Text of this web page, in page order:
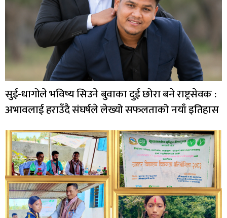
सुई-धागोले भविष्य सिउने बुवाका दुई छोरा बने राष्ट्रसेवक :
अभावलाई हराउँदै संघर्षले लेख्यो सफलताको नयाँ इतिहास